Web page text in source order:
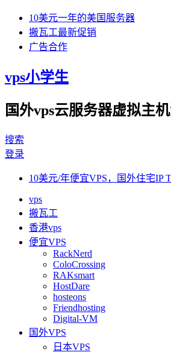
10美元一年的美国服务器
搬瓦工最新促销
广告合作
vps小学生
国外vps云服务器虚拟主
搜索
登录
10美元/年便宜VPS，国外住宅IP
vps
搬瓦工
香港vps
便宜VPS
RackNerd
ColoCrossing
RAKsmart
HostDare
hosteons
Friendhosting
Digital-VM
国外VPS
日本VPS